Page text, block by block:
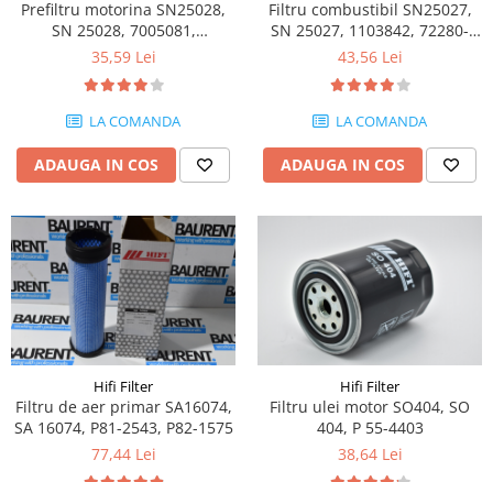
Piese motor
Alternatoare
Electromotoare
Pompa combustibil
Pompa de apa
Radiator racire ulei hidraulic
Radiator apa
Bobina de pornire
Bobina de oprire
Bobina de acceleratie
Curea alternator - transmisie
Curea distributie
Esapament
Busoane - dopuri
Ventilatoare
Pompa de ulei
Termostat
Piese Parker
Piese Hyundai
Piese Terex
Piese Lombardini
Piese Linde
Piese Multitel
Piese Dieci
Piese Massey Ferguson
Piese Steyr
Piese Landini
Piese New Holland
Piese Takeuchi
Piese Kobelco
Piese Jungheinrich
Prefiltru motorina SN25028,
SN 25028, 7005081,
VV11980255710, 72282-252
35,59 Lei
LA COMANDA
ADAUGA IN COS
Filtru combustibil SN25027,
SN 25027, 1103842, 72280-
422, K1025335
43,56 Lei
LA COMANDA
ADAUGA IN COS
Hifi Filter
Filtru de aer primar SA16074,
SA 16074, P81-2543, P82-1575
77,44 Lei
Hifi Filter
Filtru ulei motor SO404, SO
404, P 55-4403
38,64 Lei